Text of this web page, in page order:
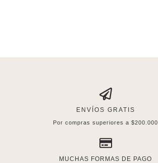
ENVÍOS GRATIS
Por compras superiores a $200.000
MUCHAS FORMAS DE PAGO